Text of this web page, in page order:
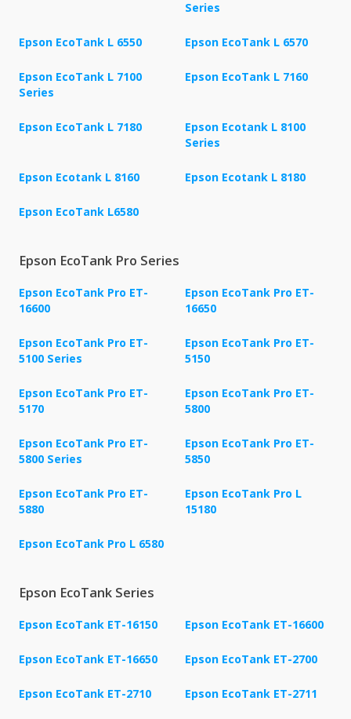
Series
Epson EcoTank L 6550 Epson EcoTank L 6570
Epson EcoTank L 7100
Series
Epson EcoTank L 7160
Epson EcoTank L 7180
Epson Ecotank L 8100
Series
Epson Ecotank L 8160 Epson Ecotank L 8180
Epson EcoTank L6580
Epson EcoTank Pro Series
Epson EcoTank Pro ET-
16600
Epson EcoTank Pro ET-
16650
Epson EcoTank Pro ET-
5100 Series
Epson EcoTank Pro ET-
5150
Epson EcoTank Pro ET-
5170
Epson EcoTank Pro ET-
5800
Epson EcoTank Pro ET-
5800 Series
Epson EcoTank Pro ET-
5850
Epson EcoTank Pro ET-
5880
Epson EcoTank Pro L
15180
Epson EcoTank Pro L 6580
Epson EcoTank Series
Epson EcoTank ET-16150 Epson EcoTank ET-16600
Epson EcoTank ET-16650 Epson EcoTank ET-2700
Epson EcoTank ET-2710 Epson EcoTank ET-2711